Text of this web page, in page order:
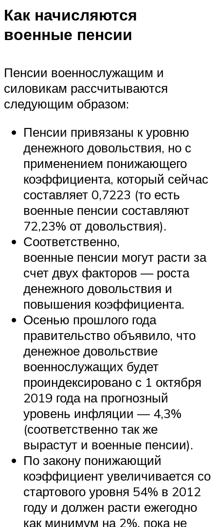
Как начисляются
военные пенсии
Пенсии военнослужащим и
силовикам рассчитываются
следующим образом:
Пенсии привязаны к уровню
денежного довольствия, но с
применением понижающего
коэффициента, который сейчас
составляет 0,7223 (то есть
военные пенсии составляют
72,23% от довольствия).
Соответственно,
военные пенсии могут расти за
счет двух факторов — роста
денежного довольствия и
повышения коэффициента.
Осенью прошлого года
правительство объявило, что
денежное довольствие
военнослужащих будет
проиндексировано с 1 октября
2019 года на прогнозный
уровень инфляции — 4,3%
(соответственно так же
вырастут и военные пенсии).
По закону понижающий
коэффициент увеличивается со
стартового уровня 54% в 2012
году и должен расти ежегодно
как минимум на 2%, пока не